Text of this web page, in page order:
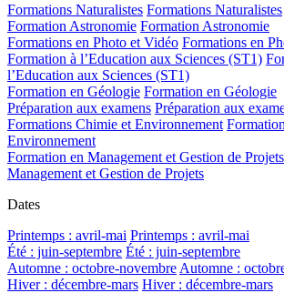
Formations Naturalistes Formations Naturalistes
Formation Astronomie Formation Astronomie
Formations en Photo et Vidéo Formations en
Formation à l’Education aux Sciences (ST1)
l’Education aux Sciences (ST1)
Formation en Géologie Formation en Géologie
Préparation aux examens Préparation aux
Formations Chimie et Environnement
Environnement
Formation en Management et Gestion de Projets
Management et Gestion de Projets
Dates
Printemps : avril-mai Printemps : avril-mai
Été : juin-septembre Été : juin-septembre
Automne : octobre-novembre Automne :
Hiver : décembre-mars Hiver : décembre-mars